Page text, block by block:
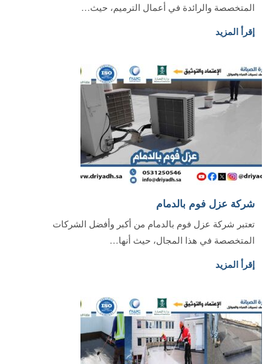
المتخصصة والرائدة في أعمال الترميم، حيث…
إقرأ المزيد
شركة عزل فوم بالدمام
تعتبر شركة عزل فوم بالدمام من أكبر وأفضل الشركات
المتخصصة في هذا المجال، حيث أنها…
إقرأ المزيد